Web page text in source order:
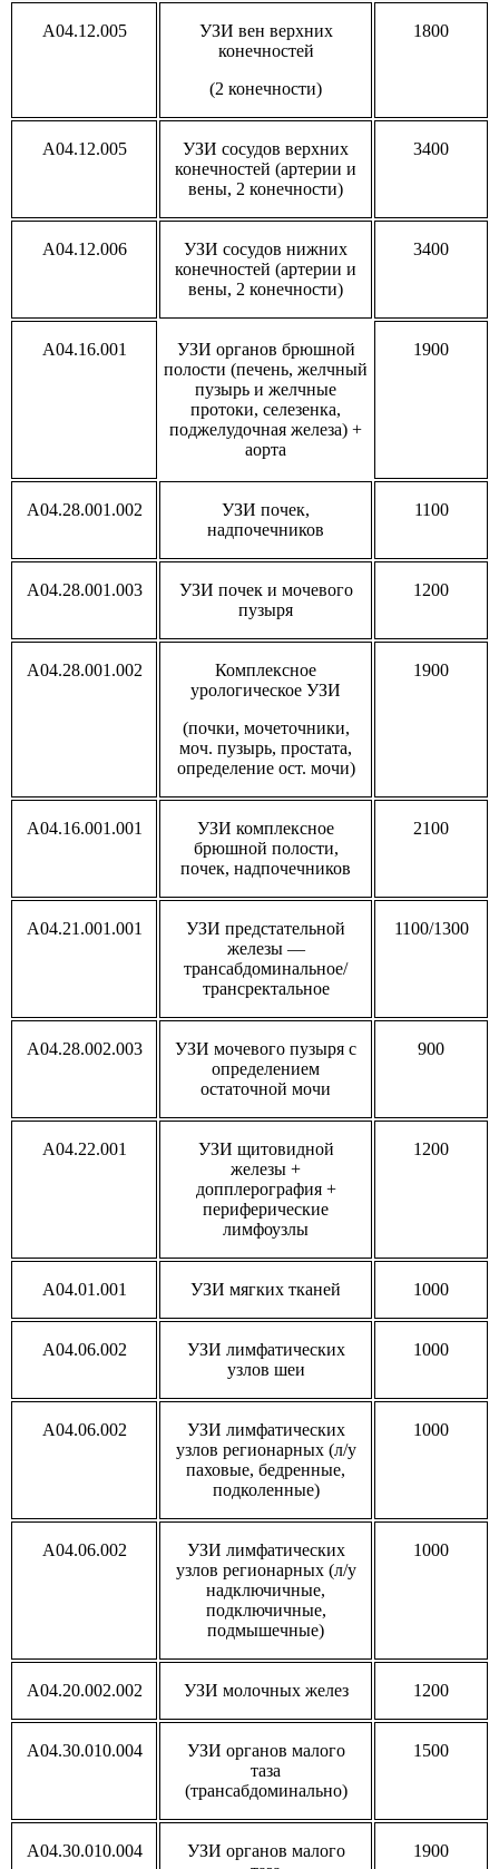
A04.12.005
УЗИ вен верхних
конечностей
(2 конечности)
1800
A04.12.005
УЗИ сосудов верхних
конечностей (артерии и
вены, 2 конечности)
3400
A04.12.006
УЗИ сосудов нижних
конечностей (артерии и
вены, 2 конечности)
3400
A04.16.001
УЗИ органов брюшной
полости (печень, желчный
пузырь и желчные
протоки, селезенка,
поджелудочная железа) +
аорта
1900
A04.28.001.002
УЗИ почек,
надпочечников
1100
A04.28.001.003
УЗИ почек и мочевого
пузыря
1200
A04.28.001.002
Комплексное
урологическое УЗИ
(почки, мочеточники,
моч. пузырь, простата,
определение ост. мочи)
1900
A04.16.001.001
УЗИ комплексное
брюшной полости,
почек, надпочечников
2100
A04.21.001.001
УЗИ предстательной
железы —
трансабдоминальное/
трансректальное
1100/1300
A04.28.002.003
УЗИ мочевого пузыря с
определением
остаточной мочи
900
A04.22.001
УЗИ щитовидной
железы +
допплерография +
периферические
лимфоузлы
1200
A04.01.001 УЗИ мягких тканей 1000
A04.06.002
УЗИ лимфатических
узлов шеи
1000
A04.06.002
УЗИ лимфатических
узлов регионарных (л/у
паховые, бедренные,
подколенные)
1000
A04.06.002
УЗИ лимфатических
узлов регионарных (л/у
надключичные,
подключичные,
подмышечные)
1000
A04.20.002.002 УЗИ молочных желез 1200
A04.30.010.004
УЗИ органов малого
таза
(трансабдоминально)
1500
A04.30.010.004
УЗИ органов малого
1900